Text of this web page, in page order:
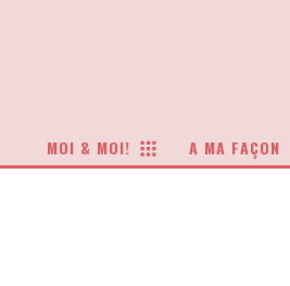
MOI & MOI! A MA FAÇON